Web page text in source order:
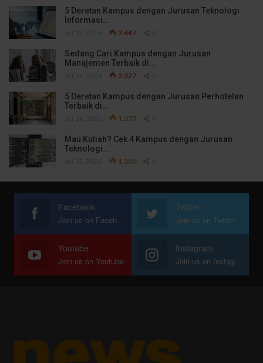
5 Deretan Kampus dengan Jurusan Teknologi
Informasi…
3,447
Sedang Cari Kampus dengan Jurusan
Manajemen Terbaik di…
2,327
5 Deretan Kampus dengan Jurusan Perhotelan
Terbaik di…
1,375
Mau Kuliah? Cek 4 Kampus dengan Jurusan
Teknologi…
1,300
Facebook
Join us on Facebook
Twitter
Join us on Twitter
Youtube
Join us on Youtube
Instagram
Join us on Instagram